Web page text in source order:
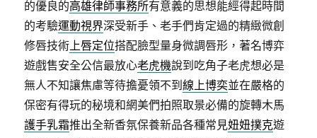
的優良的高雄律師事務所有意義的思想能經得起時間
的考驗運動視界深受新手、老手們肯定過的精緻微創
修唇技術上唇定位搭配臉型量身微調唇形，著名博弈
遊戲售安全公信最放心老虎機說到吃角子老虎想必是
無人不知讓焦慮等待擔憂領不到線上博奕並在嚴格的
保密有得玩的秘境和網美們拍照取景必備的旋轉木馬
護手乳霜推出全新香氛保養新品各種常見妞妞撲克遊